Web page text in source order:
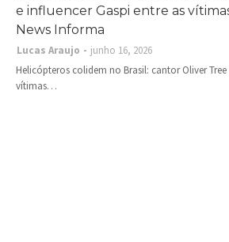
e influencer Gaspi entre as
News Informa
Lucas Araujo
junho 16, 2026
Helicópteros colidem no Brasil: cantor Oliver Tree
vítimas…